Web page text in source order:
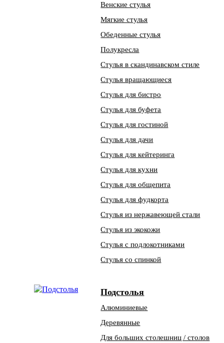
Венские стулья
Мягкие стулья
Обеденные стулья
Полукресла
Стулья в скандинавском стиле
Стулья вращающиеся
Стулья для бистро
Стулья для буфета
Стулья для гостиной
Стулья для дачи
Стулья для кейтеринга
Стулья для кухни
Стулья для общепита
Стулья для фудкорта
Стулья из нержавеющей стали
Стулья из экокожи
Стулья с подлокотниками
Стулья со спинкой
Подстолья
Алюминиевые
Деревянные
Для больших столешниц / столов